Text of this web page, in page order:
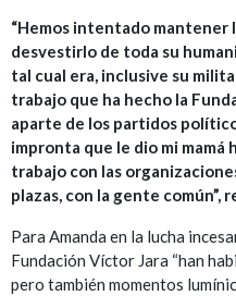
“Hemos intentado mantener
desvestirlo de toda su
tal cual era, inclusive su
trabajo que ha hecho la
aparte de los partidos
impronta que le dio mi mamá
trabajo con las
plazas, con la gente común”,
Para Amanda en la lucha
Fundación Víctor Jara “han
pero también momentos